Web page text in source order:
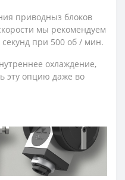
приводныз блоков
мы рекомендуем
при 500 об / мин.
охлаждение,
эту опцию даже во